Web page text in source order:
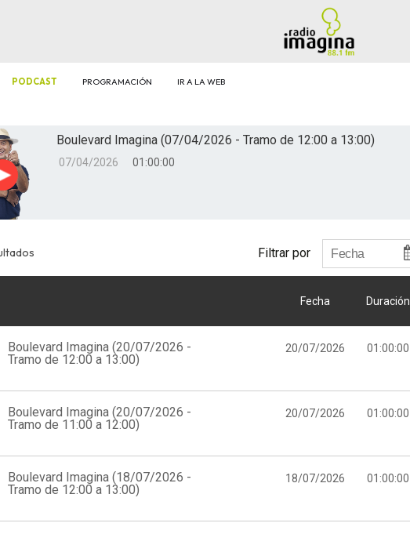
PODCAST PROGRAMACIÓN IR A LA WEB
Reproducir
Boulevard Imagina (07/04/2026 - Tramo de 12:00 a 13:00)
07/04/2026 01:00:00
Filtrar por
Fecha Duración
Boulevard Imagina (20/07/2026 -
Tramo de 12:00 a 13:00)
20/07/2026 01:00:00
Boulevard Imagina (20/07/2026 -
Tramo de 11:00 a 12:00)
20/07/2026 01:00:00
Boulevard Imagina (18/07/2026 -
Tramo de 12:00 a 13:00)
18/07/2026 01:00:00